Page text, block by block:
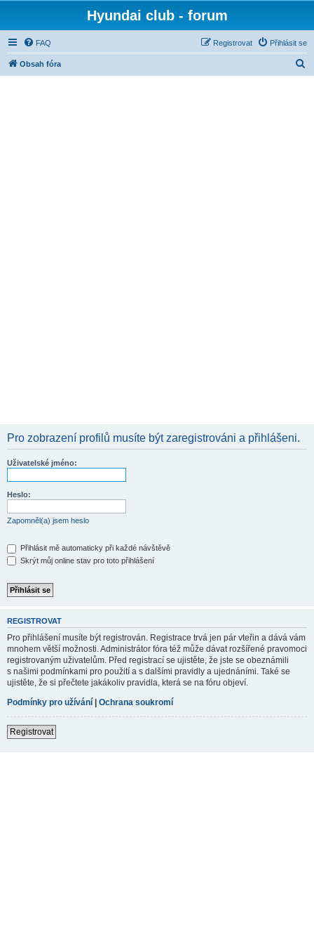
Hyundai club - forum
FAQ Přihlásit se
Registrovat
Obsah fóra
Pro zobrazení profilů musíte být zaregistrováni a přihlášeni.
Uživatelské jméno:
Heslo:
Zapomněl(a) jsem heslo
Přihlásit mě automaticky při každé návštěvě
Skrýt můj online stav pro toto přihlášení
REGISTROVAT
Pro přihlášení musíte být registrován. Registrace trvá jen pár vteřin a dává vám
mnohem větší možnosti. Administrátor fóra též může dávat rozšířené pravomoci
registrovaným uživatelům. Před registrací se ujistěte, že jste se obeznámili
s našimi podmínkami pro použití a s dalšími pravidly a ujednáními. Také se
ujistěte, že si přečtete jakákoliv pravidla, která se na fóru objeví.
Podmínky pro užívání | Ochrana soukromí
Registrovat